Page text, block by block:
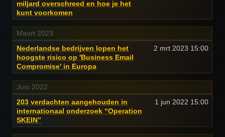
miljard overschreed en hoe je het
kunt voorkomen
Maart 2023
Nederlandse bedrijven lopen het
hoogste risico op 'Business Email
Compromise' in Europa
2 mrt 2023 15:00
Juni 2022
203 verdachten aangehouden in
internationaal onderzoek “Operation
SKEIN”
1 jun 2022 15:00